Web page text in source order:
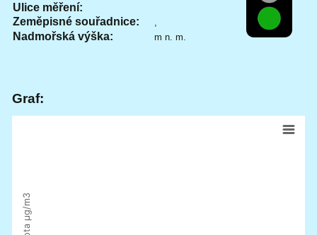
Ulice měření:
Zeměpisné souřadnice:
Nadmořská výška: m n. m.
Graf:
3